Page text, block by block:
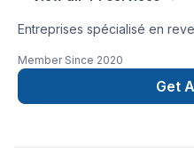
Entreprises spécialisé en
Member Since 2020
Get